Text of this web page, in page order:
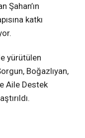
Şahan’ın
katkı
yürütülen
Boğazlıyan,
Aile Destek